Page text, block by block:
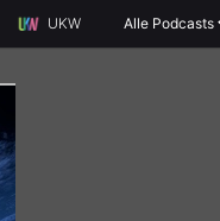
UKW Alle Podcasts